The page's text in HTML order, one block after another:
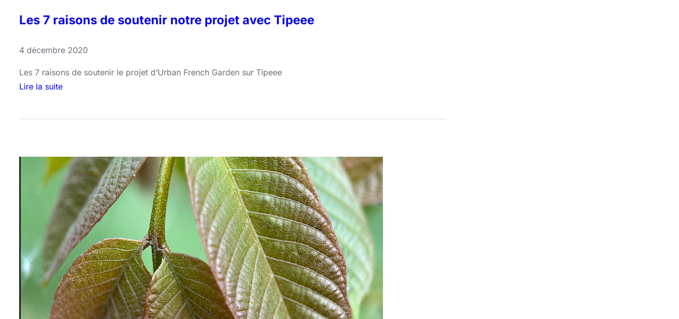
s
e
é
c
m
e
!
Les 7 raisons de soutenir notre projet avec Tipeee
4 décembre 2020
Les 7 raisons de soutenir le projet d’Urban French Garden sur Tipeee
Lire la suite
7
r
a
i
o
n
s
d
e
s
o